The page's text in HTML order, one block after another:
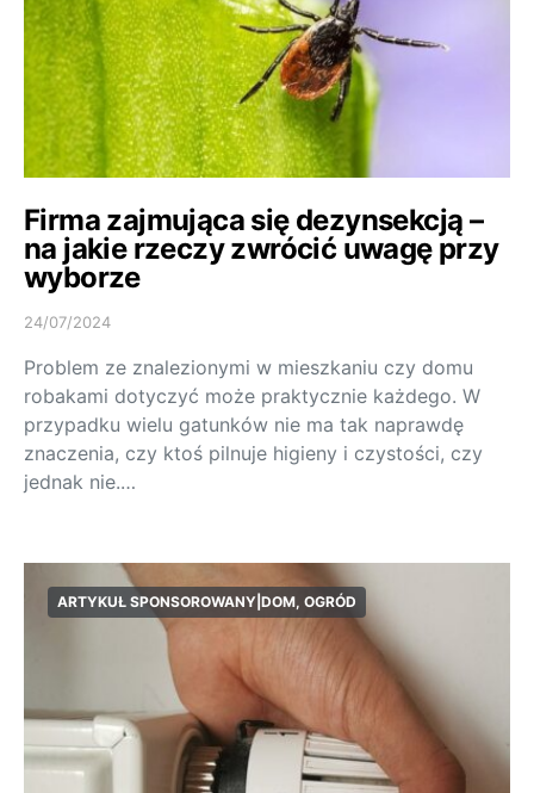
Firma zajmująca się dezynsekcją –
na jakie rzeczy zwrócić uwagę przy
wyborze
24/07/2024
Problem ze znalezionymi w mieszkaniu czy domu
robakami dotyczyć może praktycznie każdego. W
przypadku wielu gatunków nie ma tak naprawdę
znaczenia, czy ktoś pilnuje higieny i czystości, czy
jednak nie.…
ARTYKUŁ SPONSOROWANY|DOM, OGRÓD